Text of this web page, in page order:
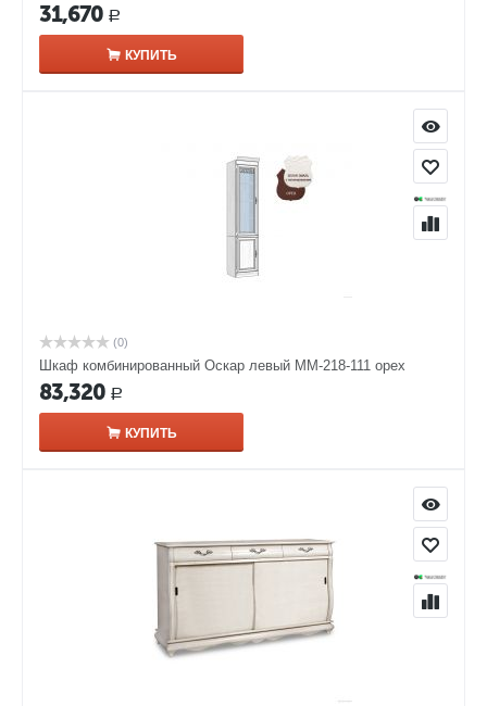
31,670 Р
КУПИТЬ
(0)
Шкаф комбинированный Оскар левый ММ-218-111 орех
83,320 Р
КУПИТЬ